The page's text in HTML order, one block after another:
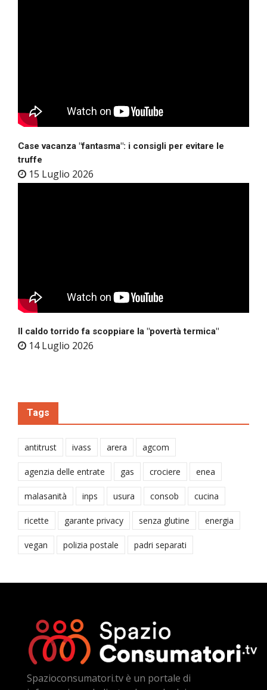
Case vacanza "fantasma": i consigli per evitare le
truffe
15 Luglio 2026
Il caldo torrido fa scoppiare la "povertà termica"
14 Luglio 2026
Tags
antitrust ivass arera agcom
agenzia delle entrate gas crociere enea
malasanità inps usura consob cucina
ricette garante privacy senza glutine energia
vegan polizia postale padri separati
Spazioconsumatori.tv è un portale di